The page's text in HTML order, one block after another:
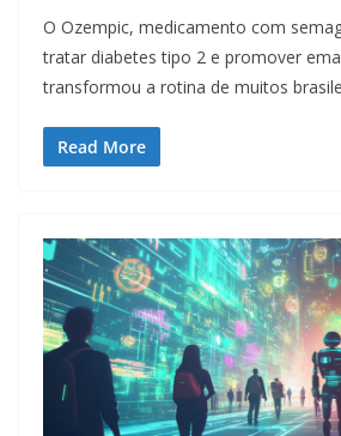
O Ozempic, medicamento com
tratar diabetes tipo 2 e promover
transformou a rotina de muitos
Read More